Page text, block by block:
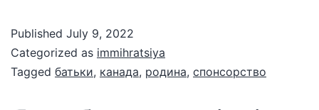
Published July 9, 2022
Categorized as immihratsiya
Tagged батьки, канада, родина, спонсорство